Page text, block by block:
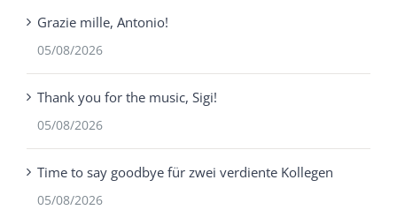
Grazie mille, Antonio!
05/08/2026
Thank you for the music, Sigi!
05/08/2026
Time to say goodbye für zwei verdiente Kollegen
05/08/2026